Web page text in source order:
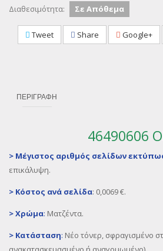
Διαθεσιμότητα: Σε Απόθεμα
Tweet Share Google+
ΠΕΡΙΓΡΑΦΉ
46490606
> Μέγιστος αριθμός σελίδων
επικάλυψη.
> Κόστος ανά σελίδα: 0,0069 €.
>Χρώμα: Ματζέντα.
> Κατάσταση: Νέο τόνερ, σφραγισμένο